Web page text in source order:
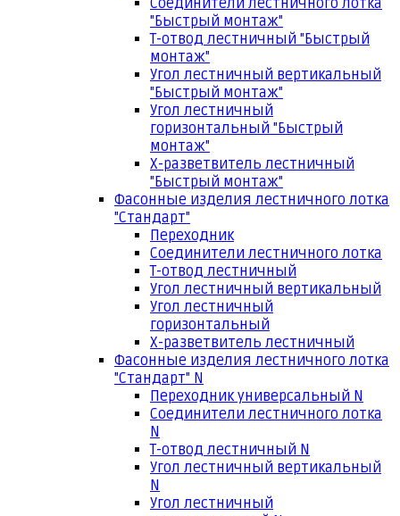
Соединители лестничного лотка
"Быстрый монтаж"
Т-отвод лестничный "Быстрый
монтаж"
Угол лестничный вертикальный
"Быстрый монтаж"
Угол лестничный
горизонтальный "Быстрый
монтаж"
Х-разветвитель лестничный
"Быстрый монтаж"
Фасонные изделия лестничного лотка
"Стандарт"
Переходник
Соединители лестничного лотка
Т-отвод лестничный
Угол лестничный вертикальный
Угол лестничный
горизонтальный
Х-разветвитель лестничный
Фасонные изделия лестничного лотка
"Стандарт" N
Переходник универсальный N
Соединители лестничного лотка
N
Т-отвод лестничный N
Угол лестничный вертикальный
N
Угол лестничный